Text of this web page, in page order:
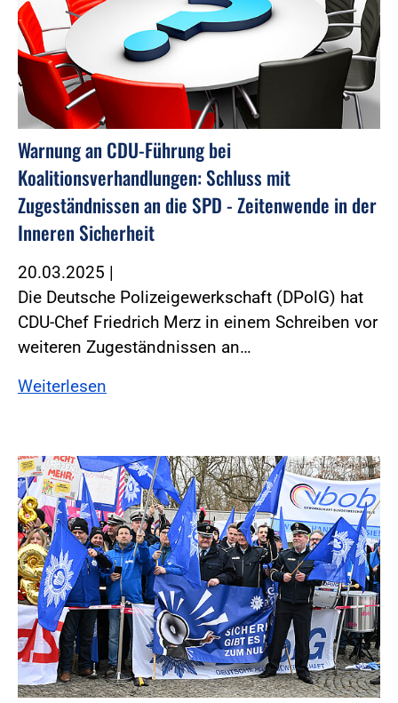
Warnung an CDU-Führung bei
Koalitionsverhandlungen: Schluss mit
Zugeständnissen an die SPD - Zeitenwende in der
Inneren Sicherheit
20.03.2025 |
Die Deutsche Polizeigewerkschaft (DPolG) hat
CDU-Chef Friedrich Merz in einem Schreiben vor
weiteren Zugeständnissen an…
Weiterlesen
Foto:Foto: Windmüller